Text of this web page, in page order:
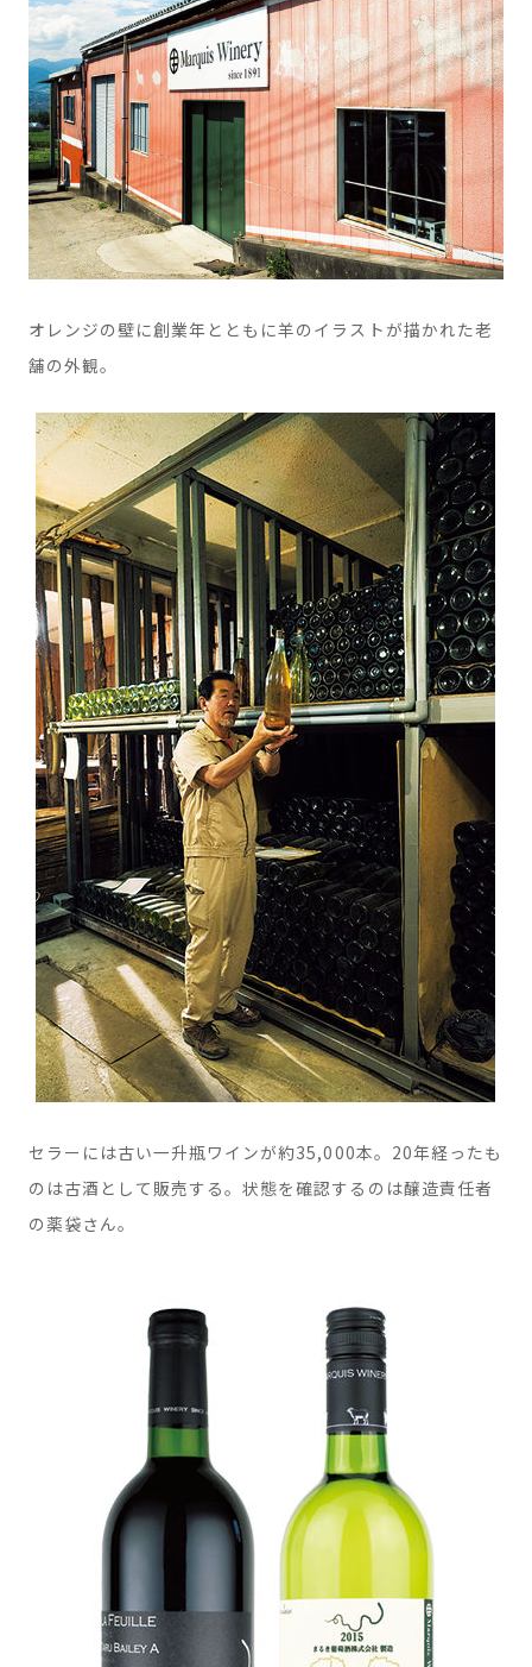
オレンジの壁に創業年とともに羊のイラストが描かれた老
舗の外観。
セラーには古い一升瓶ワインが約35,000本。20年経ったも
のは古酒として販売する。状態を確認するのは醸造責任者
の薬袋さん。